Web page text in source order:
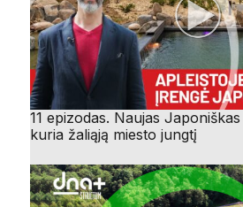
11 epizodas. Naujas
kuria žaliąją miesto jungtį